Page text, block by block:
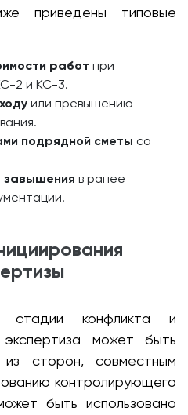
приведены типовые
работ при
2 и КС-3.
или превышению
подрядной сметы со
завышения в ранее
конфликта и
может быть
сторон, совместным
контролирующего
быть использовано